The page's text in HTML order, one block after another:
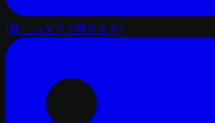
(新しいタブで開きます)